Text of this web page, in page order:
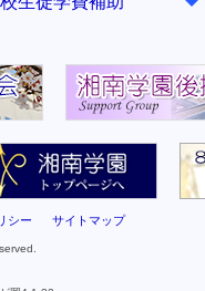
シー サイトマップ